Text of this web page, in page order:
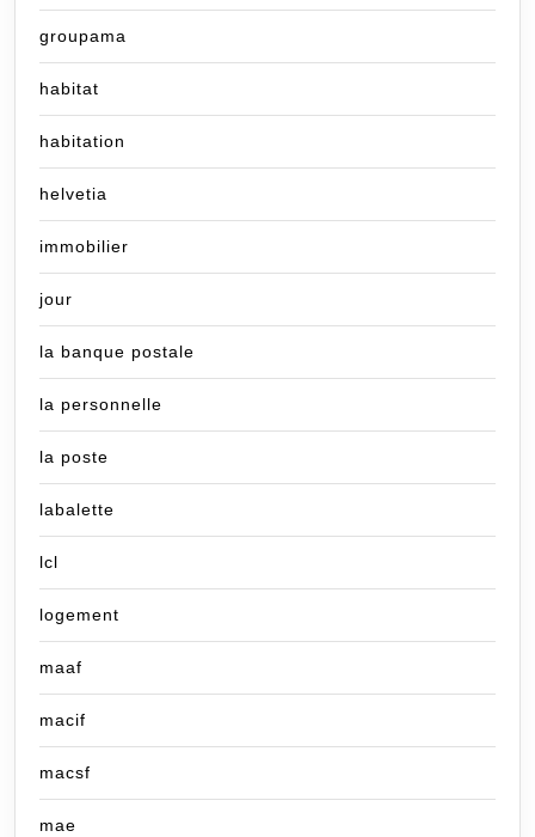
groupama
habitat
habitation
helvetia
immobilier
jour
la banque postale
la personnelle
la poste
labalette
lcl
logement
maaf
macif
macsf
mae